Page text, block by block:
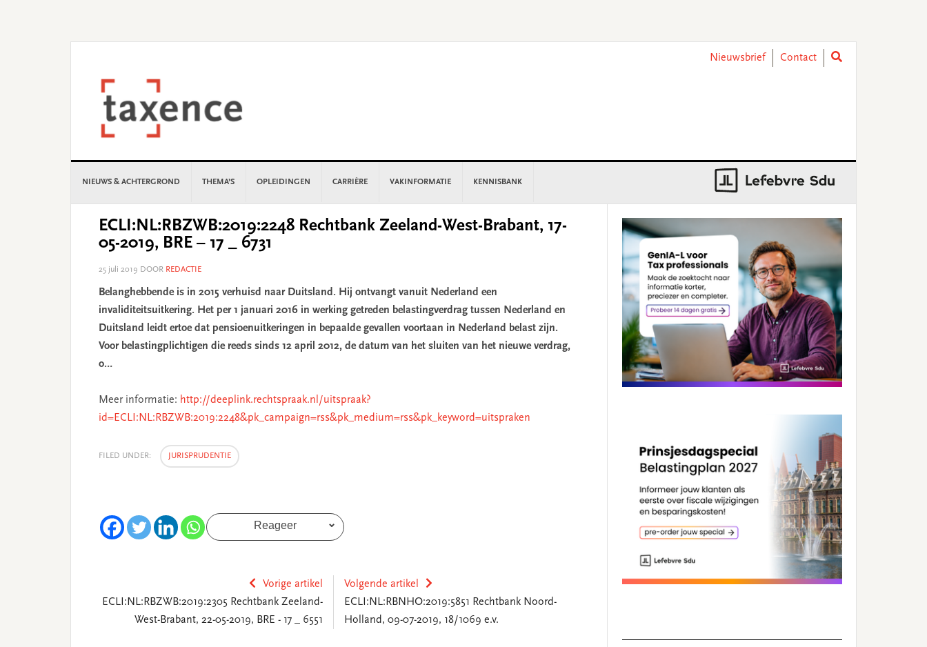
Nieuwsbrief
Contact
NIEUWS & ACHTERGROND THEMA’S OPLEIDINGEN CARRIÈRE VAKINFORMATIE KENNISBANK
ECLI:NL:RBZWB:2019:2248 Rechtbank Zeeland-West-Brabant, 17-
05-2019, BRE – 17 _ 6731
25 juli 2019 DOOR REDACTIE
Belanghebbende is in 2015 verhuisd naar Duitsland. Hij ontvangt vanuit Nederland een
invaliditeitsuitkering. Het per 1 januari 2016 in werking getreden belastingverdrag tussen Nederland en
Duitsland leidt ertoe dat pensioenuitkeringen in bepaalde gevallen voortaan in Nederland belast zijn.
Voor belastingplichtigen die reeds sinds 12 april 2012, de datum van het sluiten van het nieuwe verdrag,
o…
Meer informatie: http://deeplink.rechtspraak.nl/uitspraak?
id=ECLI:NL:RBZWB:2019:2248&pk_campaign=rss&pk_medium=rss&pk_keyword=uitspraken
FILED UNDER: JURISPRUDENTIE
Reageer
Vorige artikel
ECLI:NL:RBZWB:2019:2305 Rechtbank Zeeland-
West-Brabant, 22-05-2019, BRE - 17 _ 6551
Volgende artikel
ECLI:NL:RBNHO:2019:5851 Rechtbank Noord-
Holland, 09-07-2019, 18/1069 e.v.
Sidebar